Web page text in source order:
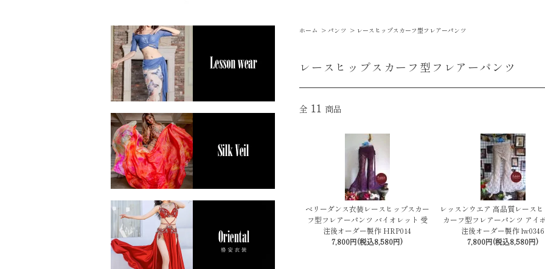
ホーム > パンツ > レースヒップスカーフ型フレアーパンツ
レースヒップスカーフ型フレアーパンツ
全 11 商品
ベリーダンス衣装レースヒップスカー
フ型フレアーパンツ バイオレット 受
注後オーダー製作 HRP014
7,800円(税込8,580円)
レッスンウエア 高品質レース
カーフ型フレアーパンツ アイ
注後オーダー製作 lw0346
7,800円(税込8,580円)